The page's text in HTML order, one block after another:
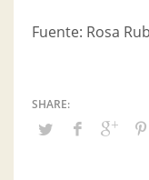
Fuente: Rosa